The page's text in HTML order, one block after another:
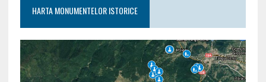
HARTA MONUMENTELOR ISTORICE